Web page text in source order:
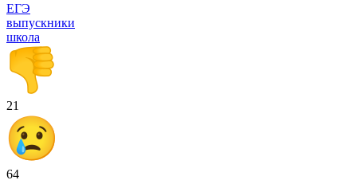
ЕГЭ
выпускники
школа
21
64